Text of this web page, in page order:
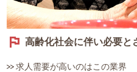
高齢化社会に伴い必要と
求人需要が高いのはこの業界